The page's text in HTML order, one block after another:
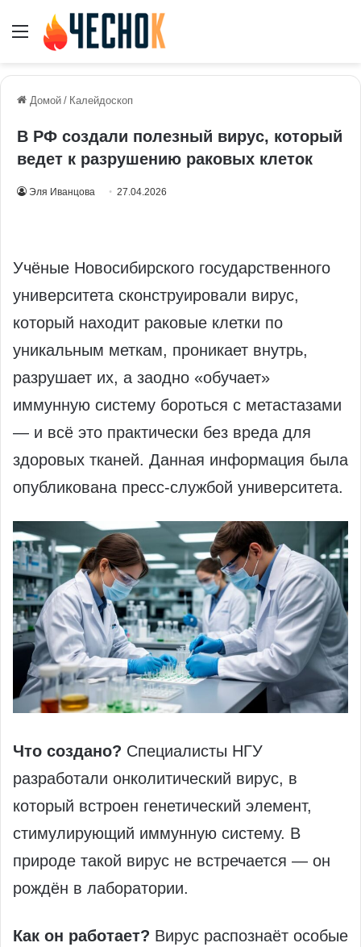
Меню
Домой / Калейдоскоп
В РФ создали полезный вирус, который
ведет к разрушению раковых клеток
Эля Иванцова 27.04.2026
Учёные Новосибирского государственного
университета сконструировали вирус,
который находит раковые клетки по
уникальным меткам, проникает внутрь,
разрушает их, а заодно «обучает»
иммунную систему бороться с метастазами
— и всё это практически без вреда для
здоровых тканей. Данная информация была
опубликована пресс-службой университета.
Что создано? Специалисты НГУ
разработали онколитический вирус, в
который встроен генетический элемент,
стимулирующий иммунную систему. В
природе такой вирус не встречается — он
рождён в лаборатории.
Как он работает? Вирус распознаёт особые